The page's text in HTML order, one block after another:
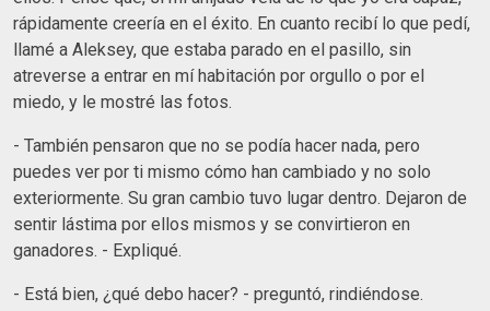
rápidamente creería en el éxito. En cuanto recibí lo que pedí,
llamé a Aleksey, que estaba parado en el pasillo, sin
atreverse a entrar en mí habitación por orgullo o por el
miedo, y le mostré las fotos.
- También pensaron que no se podía hacer nada, pero
puedes ver por ti mismo cómo han cambiado y no solo
exteriormente. Su gran cambio tuvo lugar dentro. Dejaron de
sentir lástima por ellos mismos y se convirtieron en
ganadores. - Expliqué.
- Está bien, ¿qué debo hacer? - preguntó, rindiéndose.